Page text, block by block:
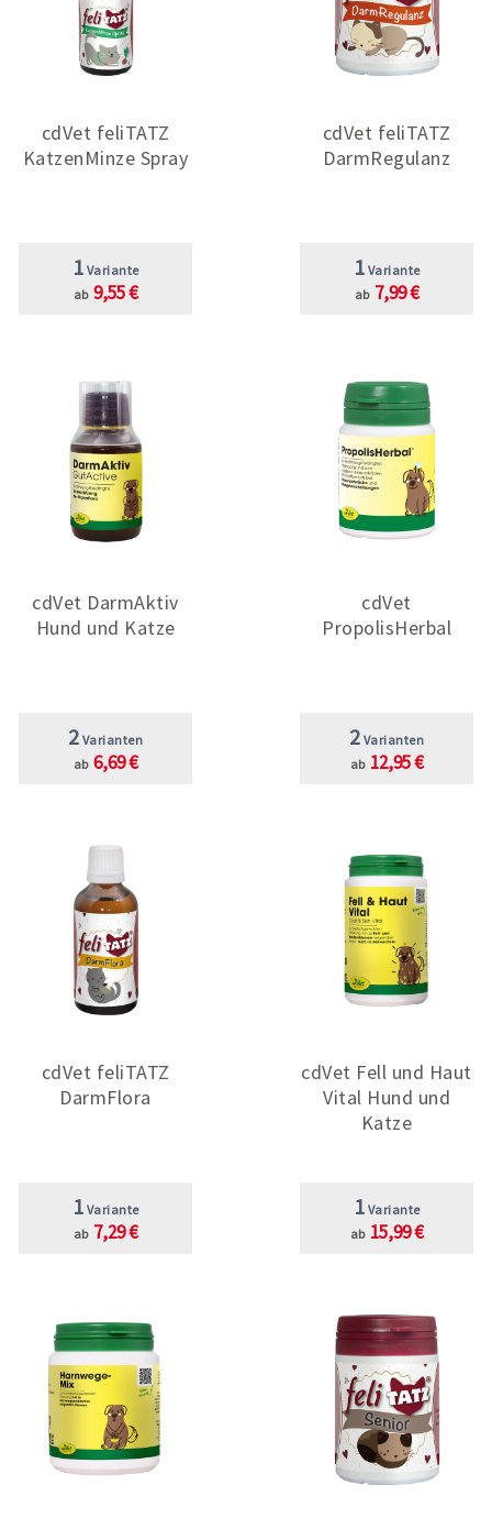
cdVet feliTATZ
KatzenMinze Spray
1 Variante
ab 9,55 €
cdVet feliTATZ
DarmRegulanz
1 Variante
ab 7,99 €
cdVet DarmAktiv
Hund und Katze
2 Varianten
ab 6,69 €
cdVet
PropolisHerbal
2 Varianten
ab 12,95 €
cdVet feliTATZ
DarmFlora
1 Variante
ab 7,29 €
cdVet Fell und Haut
Vital Hund und
Katze
1 Variante
ab 15,99 €